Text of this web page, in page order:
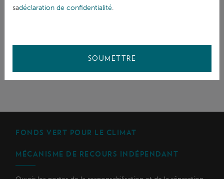
FONDS VERT POUR LE CLIMAT
MÉCANISME DE RECOURS INDÉPENDANT
sadéclaration de confidentialité.
SOUMETTRE